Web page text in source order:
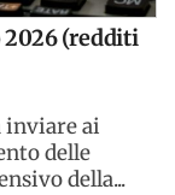
(redditi
inviare ai
delle
della...